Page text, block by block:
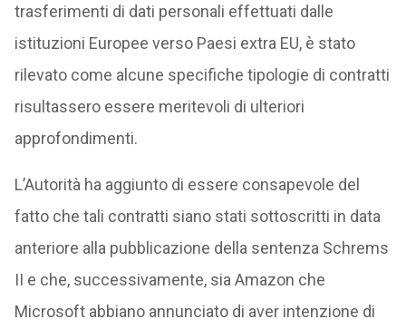
trasferimenti di dati personali effettuati dalle
istituzioni Europee verso Paesi extra EU, è stato
rilevato come alcune specifiche tipologie di contratti
risultassero essere meritevoli di ulteriori
approfondimenti.
L’Autorità ha aggiunto di essere consapevole del
fatto che tali contratti siano stati sottoscritti in data
anteriore alla pubblicazione della sentenza Schrems
II e che, successivamente, sia Amazon che
Microsoft abbiano annunciato di aver intenzione di